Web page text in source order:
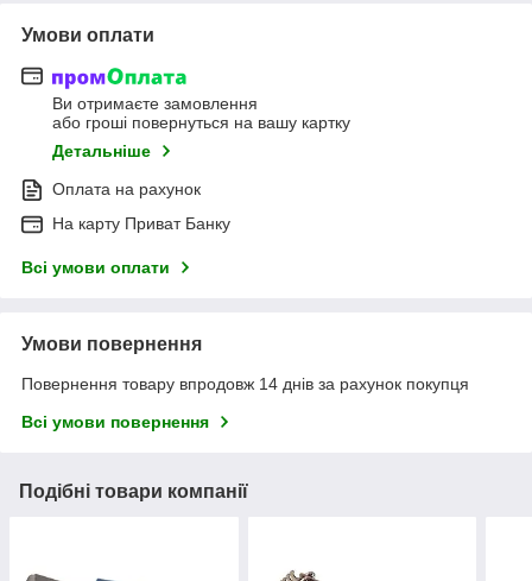
Умови оплати
Ви отримаєте замовлення
або гроші повернуться на вашу картку
Детальніше
Оплата на рахунок
На карту Приват Банку
Всі умови оплати
Умови повернення
Повернення товару впродовж 14 днів за рахунок покупця
Всі умови повернення
Подібні товари компанії